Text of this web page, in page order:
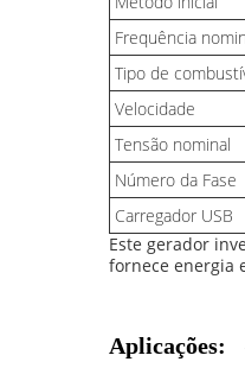
Frequência
Tipo de
Velocidade
Tensão nominal
Número da Fase
Carregador USB
Este gerador
fornece energia
Aplicações: